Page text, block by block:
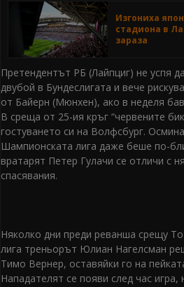
Изгониха
стадиона в
зараза
Претендентът РБ (Лайпциг) не успя
двубой в Бундеслигата и вече
от Байерн (Мюнхен), ако в неделя
В среща от 25-ия кръг “червените
гостуването си на Волфсбург.
Шампионската лига даже беше по-
вратарят Петер Гулачи се отличи с
спасявания.
Няколко дни преди реванша срещу
лига треньорът Юлиан Нагелсман
Тимо Вернер, оставяйки го на
Нападателят се появи след час